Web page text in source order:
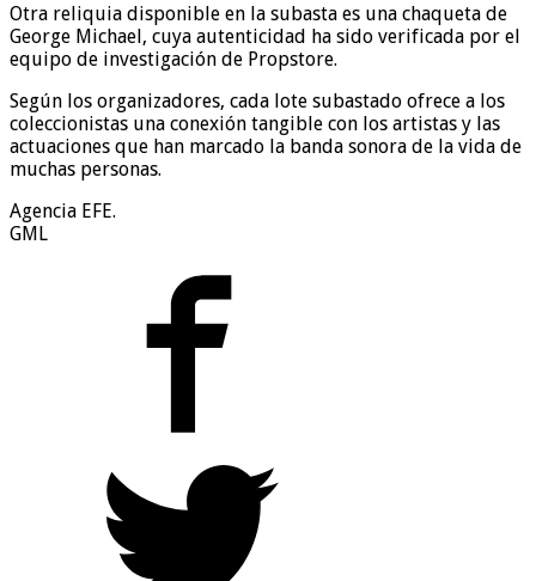
Otra reliquia disponible en la subasta es una chaqueta de
George Michael, cuya autenticidad ha sido verificada por el
equipo de investigación de Propstore.
Según los organizadores, cada lote subastado ofrece a los
coleccionistas una conexión tangible con los artistas y las
actuaciones que han marcado la banda sonora de la vida de
muchas personas.
Agencia EFE.
GML